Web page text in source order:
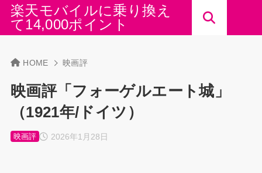
楽天モバイルに乗り換え
て14,000ポイント
HOME 映画評
映画評「フォーゲルエート城」
（1921年/ドイツ）
2026年1月28日
映画評